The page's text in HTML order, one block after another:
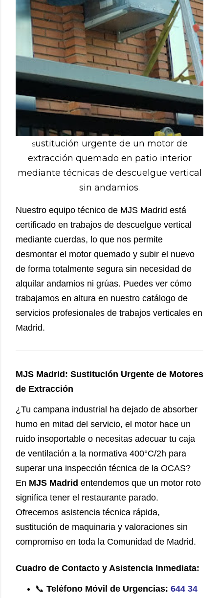
Sustitución urgente de un motor de
extracción quemado en patio interior
mediante técnicas de descuelgue vertical
sin andamios.
Nuestro equipo técnico de MJS Madrid está
certificado en trabajos de descuelgue vertical
mediante cuerdas, lo que nos permite
desmontar el motor quemado y subir el nuevo
de forma totalmente segura sin necesidad de
alquilar andamios ni grúas. Puedes ver cómo
trabajamos en altura en nuestro catálogo de
servicios profesionales de trabajos verticales en
Madrid.
MJS Madrid: Sustitución Urgente de Motores
de Extracción
¿Tu campana industrial ha dejado de absorber
humo en mitad del servicio, el motor hace un
ruido insoportable o necesitas adecuar tu caja
de ventilación a la normativa 400°C/2h para
superar una inspección técnica de la OCAS?
En MJS Madrid entendemos que un motor roto
significa tener el restaurante parado.
Ofrecemos asistencia técnica rápida,
sustitución de maquinaria y valoraciones sin
compromiso en toda la Comunidad de Madrid.
Cuadro de Contacto y Asistencia Inmediata:
📞 Teléfono Móvil de Urgencias: 644 34